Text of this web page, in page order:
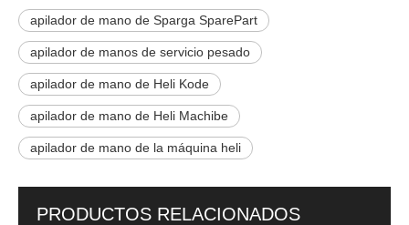
apilador de mano de Sparga SparePart
apilador de manos de servicio pesado
apilador de mano de Heli Kode
apilador de mano de Heli Machibe
apilador de mano de la máquina heli
PRODUCTOS RELACIONADOS